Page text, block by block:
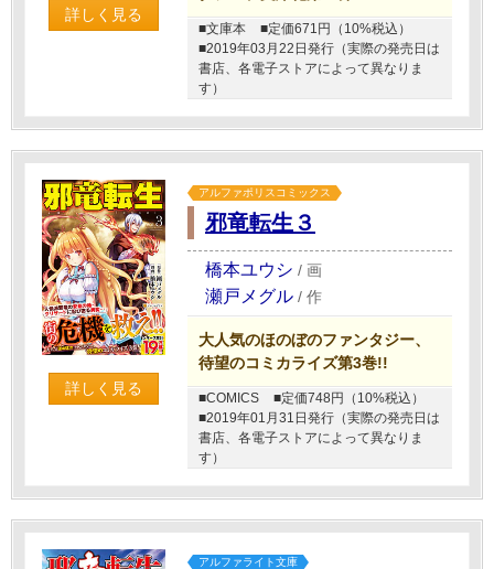
詳しく見る
■文庫本
■定価671円（10%税込）
■2019年03月22日発行（実際の発売日は
書店、各電子ストアによって異なりま
す）
詳しく見る
アルファポリスコミックス
邪竜転生３
橋本ユウシ / 画
瀬戸メグル / 作
大人気のほのぼのファンタジー、
待望のコミカライズ第3巻!!
■COMICS
■定価748円（10%税込）
■2019年01月31日発行（実際の発売日は
書店、各電子ストアによって異なりま
す）
アルファライト文庫